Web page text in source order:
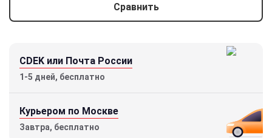
Сравнить
CDEK или Почта России
1-5 дней, бесплатно
Курьером по Москве
Завтра, бесплатно